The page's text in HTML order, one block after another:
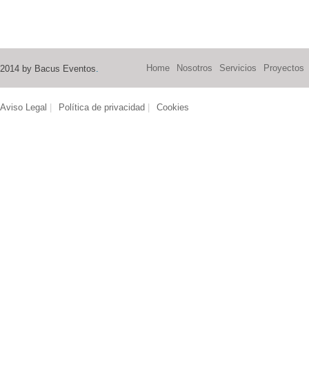
2014 by Bacus Eventos. Home Nosotros Servicios Proyectos
Aviso Legal Política de privacidad Cookies